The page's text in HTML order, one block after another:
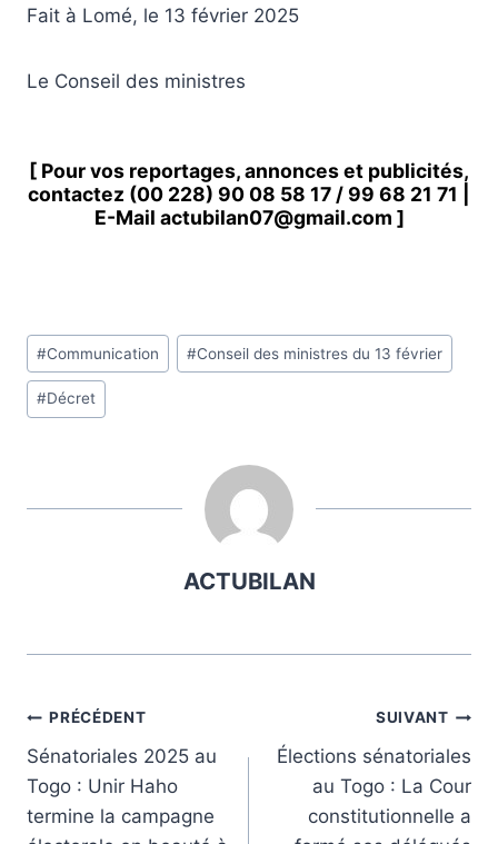
Fait à Lomé, le 13 février 2025
Le Conseil des ministres
[ Pour vos reportages, annonces et publicités,
contactez (00 228) 90 08 58 17 / 99 68 21 71
E-Mail actubilan07@gmail.com ]
Étiquettes
de
la
#Communication #Conseil des ministres du 13 février
#Décret
ACTUBILAN
Navigation
de
l’article
PRÉCÉDENT
Sénatoriales 2025 au
Togo : Unir Haho
termine la campagne
SUIVANT
Élections sénatoriales
au Togo : La Cour
constitutionnelle a